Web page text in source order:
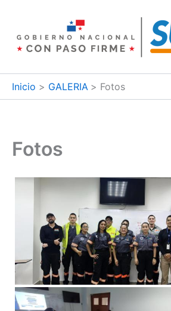
contenido
Inicio GALERIA Fotos
Fotos